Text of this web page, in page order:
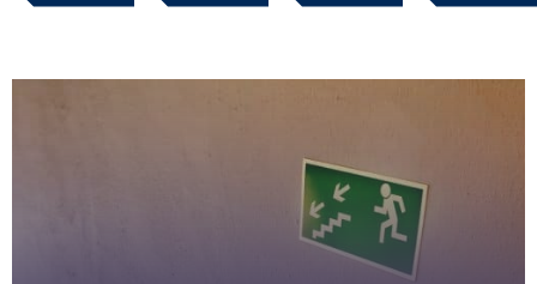
שילוט פולט אור